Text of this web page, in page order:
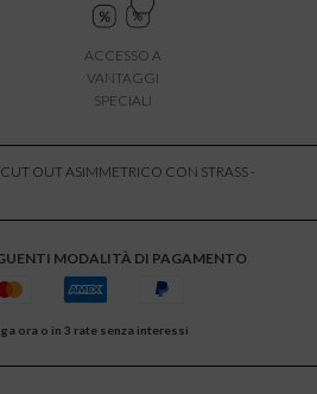
ACCESSO A
VANTAGGI
SPECIALI
OUT ASIMMETRICO CON STRASS -
MODALITÀ DI PAGAMENTO
ora o in 3 rate senza interessi